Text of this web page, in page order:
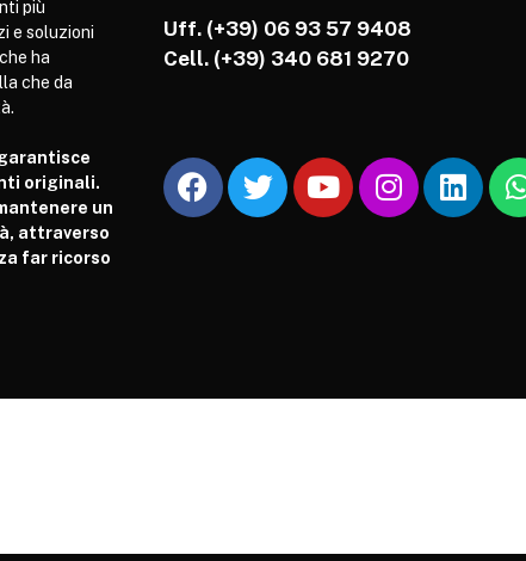
più
e soluzioni
ha
che da
originali.
un
attraverso
far ricorso
Uff. (+39) 06 93 57 9408
Cell. (+39) 340 681 9270